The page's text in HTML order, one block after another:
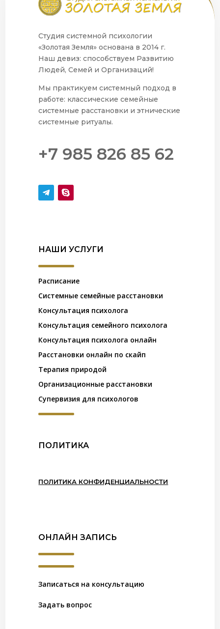
Студия системной психологии
«Золотая Земля» основана в 2014 г.
Наш девиз: способствуем Развитию
Людей, Семей и Организаций!
Мы практикуем системный подход в
работе: классические семейные
системные расстановки и этнические
системные ритуалы.
+7 985 826 85 62
НАШИ УСЛУГИ
Расписание
Системные семейные расстановки
Консультация психолога
Консультация семейного психолога
Консультация психолога онлайн
Расстановки онлайн по скайп
Терапия природой
Организационные расстановки
Супервизия для психологов
ПОЛИТИКА
ПОЛИТИКА КОНФИДЕНЦИАЛЬНОСТИ
ОНЛАЙН ЗАПИСЬ
Записаться на консультацию
Задать вопрос